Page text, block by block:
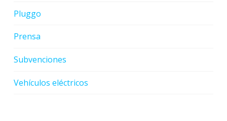
Pluggo
Prensa
Subvenciones
Vehículos eléctricos